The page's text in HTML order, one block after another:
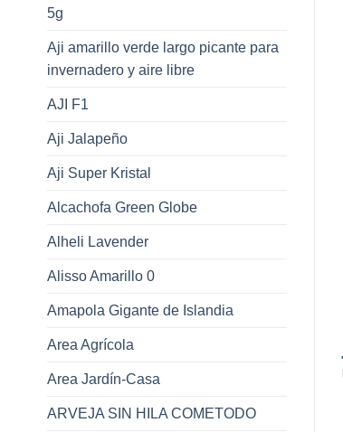
5g
Aji amarillo verde largo picante para
invernadero y aire libre
AJI F1
Aji Jalapeño
Aji Super Kristal
Alcachofa Green Globe
Alheli Lavender
Alisso Amarillo 0
Amapola Gigante de Islandia
Area Agrícola
Area Jardín-Casa
ARVEJA SIN HILA COMETODO